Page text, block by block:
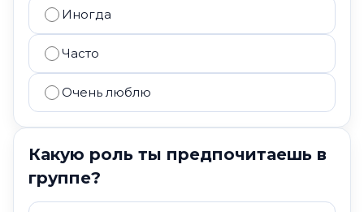
Иногда
Часто
Очень люблю
Какую роль ты предпочитаешь в
группе?